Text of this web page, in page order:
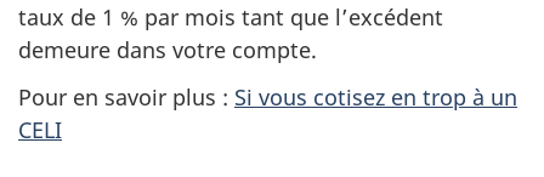
taux de 1 % par mois tant que l’excédent
demeure dans votre compte.
Pour en savoir plus : Si vous cotisez en trop à un
CELI